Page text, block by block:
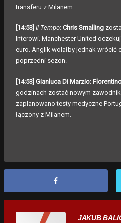
transferu z Milanem.
[14:53] Il Tempo: Chris Smalling
Interowi. Manchester United
euro. Anglik wolałby jednak wrócić
poprzedni sezon.
[14:53] Gianluca Di Marzio:
godzinach zostać nowym
zaplanowano testy medyczne
łączony z Milanem.
JAKUB